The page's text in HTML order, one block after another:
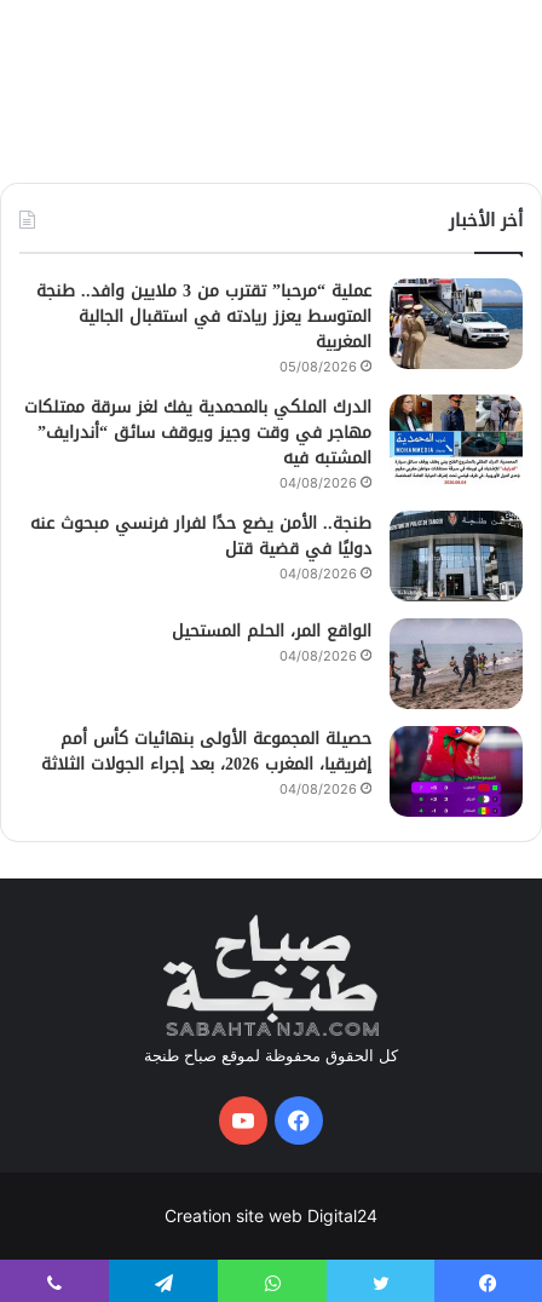
أخر الأخبار
عملية “مرحبا” تقترب من 3 ملايين وافد.. طنجة
المتوسط يعزز ريادته في استقبال الجالية
المغربية
05/08/2026
الدرك الملكي بالمحمدية يفك لغز سرقة ممتلكات
مهاجر في وقت وجيز ويوقف سائق “أندرايف”
المشتبه فيه
04/08/2026
طنجة.. الأمن يضع حدًا لفرار فرنسي مبحوث عنه
دوليًا في قضية قتل
04/08/2026
الواقع المر، الحلم المستحيل
04/08/2026
حصيلة المجموعة الأولى بنهائيات كأس أمم
إفريقيا، المغرب 2026، بعد إجراء الجولات الثلاثة
04/08/2026
كل الحقوق محفوظة لموقع صباح طنجة
فيسبوكيوتيوب
Creation site web Digital24